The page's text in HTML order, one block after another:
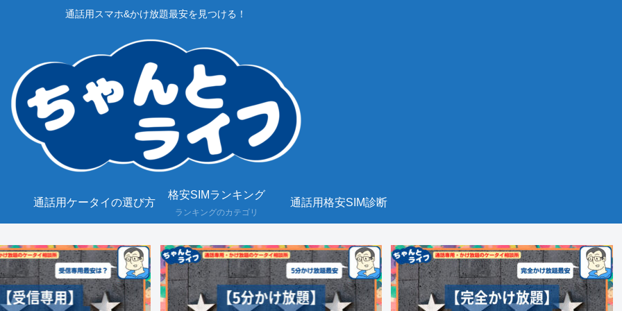
通話用スマホ&かけ放題最安を見つける！
通話用ケータイの選び方
格安SIMランキング
ランキングのカテゴリ
通話用格安SIM診断